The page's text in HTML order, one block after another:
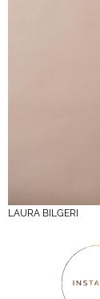
LAURA BILGERI